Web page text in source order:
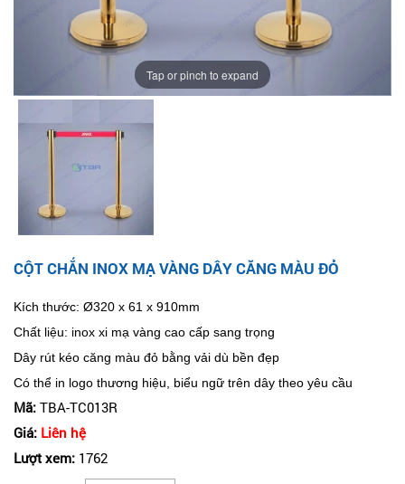
Tap or pinch to expand
CỘT CHẮN INOX MẠ VÀNG DÂY CĂNG MÀU ĐỎ
Kích thước: Ø320 x 61 x 910mm
Chất liệu: inox xi mạ vàng cao cấp sang trọng
Dây rút kéo căng màu đỏ bằng vải dù bền đẹp
Có thể in logo thương hiệu, biểu ngữ trên dây theo yêu cầu
Mã: TBA-TC013R
Giá: Liên hệ
Lượt xem: 1762